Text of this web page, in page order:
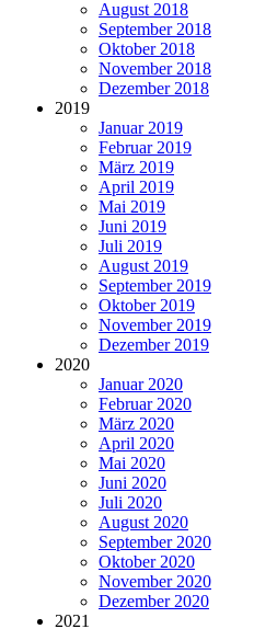
August 2018
September 2018
Oktober 2018
November 2018
Dezember 2018
2019
Januar 2019
Februar 2019
März 2019
April 2019
Mai 2019
Juni 2019
Juli 2019
August 2019
September 2019
Oktober 2019
November 2019
Dezember 2019
2020
Januar 2020
Februar 2020
März 2020
April 2020
Mai 2020
Juni 2020
Juli 2020
August 2020
September 2020
Oktober 2020
November 2020
Dezember 2020
2021